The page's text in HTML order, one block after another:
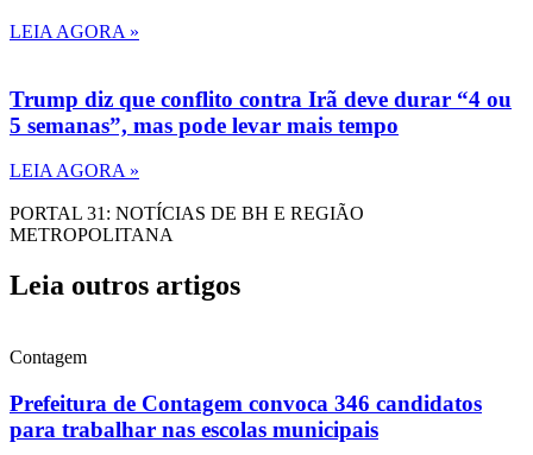
LEIA AGORA »
Trump diz que conflito contra Irã deve durar “4 ou
5 semanas”, mas pode levar mais tempo
LEIA AGORA »
PORTAL 31: NOTÍCIAS DE BH E REGIÃO
METROPOLITANA
Leia outros artigos
Contagem
Prefeitura de Contagem convoca 346 candidatos
para trabalhar nas escolas municipais